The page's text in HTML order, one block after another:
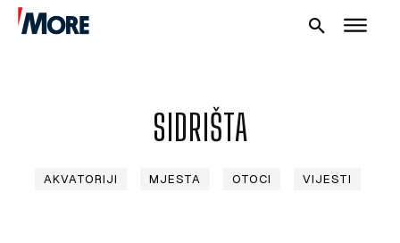
SIDRIŠTA
AKVATORIJI MJESTA OTOCI VIJESTI